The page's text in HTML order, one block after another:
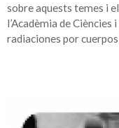
sobre aquests temes i
l’Acadèmia de
radiaciones por